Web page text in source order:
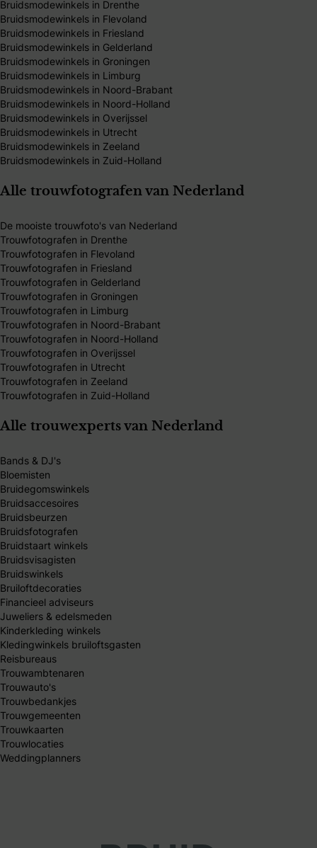
Bruidsmodewinkels in Drenthe
Bruidsmodewinkels in Flevoland
Bruidsmodewinkels in Friesland
Bruidsmodewinkels in Gelderland
Bruidsmodewinkels in Groningen
Bruidsmodewinkels in Limburg
Bruidsmodewinkels in Noord-Brabant
Bruidsmodewinkels in Noord-Holland
Bruidsmodewinkels in Overijssel
Bruidsmodewinkels in Utrecht
Bruidsmodewinkels in Zeeland
Bruidsmodewinkels in Zuid-Holland
Alle trouwfotografen van Nederland
De mooiste trouwfoto's van Nederland
Trouwfotografen in Drenthe
Trouwfotografen in Flevoland
Trouwfotografen in Friesland
Trouwfotografen in Gelderland
Trouwfotografen in Groningen
Trouwfotografen in Limburg
Trouwfotografen in Noord-Brabant
Trouwfotografen in Noord-Holland
Trouwfotografen in Overijssel
Trouwfotografen in Utrecht
Trouwfotografen in Zeeland
Trouwfotografen in Zuid-Holland
Alle trouwexperts van Nederland
Bands & DJ's
Bloemisten
Bruidegomswinkels
Bruidsaccesoires
Bruidsbeurzen
Bruidsfotografen
Bruidstaart winkels
Bruidsvisagisten
Bruidswinkels
Bruiloftdecoraties
Financieel adviseurs
Juweliers & edelsmeden
Kinderkleding winkels
Kledingwinkels bruiloftsgasten
Reisbureaus
Trouwambtenaren
Trouwauto's
Trouwbedankjes
Trouwgemeenten
Trouwkaarten
Trouwlocaties
Weddingplanners